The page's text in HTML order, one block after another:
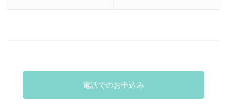
電話でのお申込み